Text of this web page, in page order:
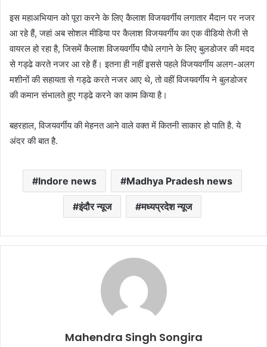
इस महाअभियान को पूरा करने के लिए कैलाश विजयवर्गीय लगातार मैदान पर नजर
आ रहे हैं, जहां अब सोशल मीडिया पर कैलाश विजयवर्गीय का एक वीडियो तेजी से
वायरल हो रहा है, जिसमें कैलाश विजयवर्गीय पौधे लगाने के लिए बुलडोजर की मदद
से गड्ढे करते नजर आ रहे हैं। इतना ही नहीं इससे पहले विजयवर्गीय अलग-अलग
मशीनों की सहायता से गड्ढे करते नजर आए थे, तो वहीं विजयवर्गीय ने बुलडोजर
की कमान संभालते हुए गड्ढे करने का काम किया है।
बहरहाल, विजयवर्गीय की मेहनत आने वाले वक्त में कितनी साकार हो पाति है. ये
अंदर की बात है.
Indore news Madhya Pradesh news
इंदौर न्यूज मध्यप्रदेश न्यूज
Mahendra Singh Songira